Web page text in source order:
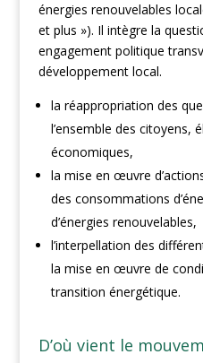
énergies renouvelables
et plus »). Il intègre la
engagement politique
développement local.
la réappropriation des
l’ensemble des citoyens,
économiques,
la mise en œuvre
des consommations
d’énergies renouvelables,
l’interpellation des
la mise en œuvre de
transition énergétique.
D’où vient le